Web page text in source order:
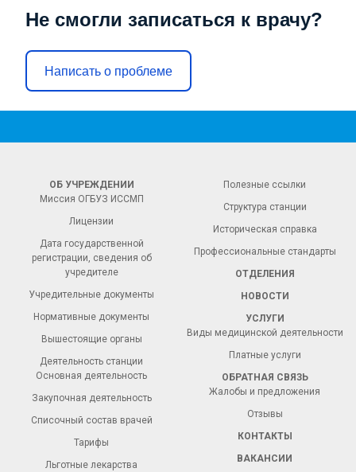
Не смогли записаться к врачу?
Написать о проблеме
ОБ УЧРЕЖДЕНИИ
Миссия ОГБУЗ ИССМП
Лицензии
Дата государственной
регистрации, сведения об
учредителе
Учредительные документы
Нормативные документы
Вышестоящие органы
Деятельность станции
Основная деятельность
Закупочная деятельность
Списочный состав врачей
Тарифы
Льготные лекарства
Полезные ссылки
Структура станции
Историческая справка
Профессиональные стандарты
ОТДЕЛЕНИЯ
НОВОСТИ
УСЛУГИ
Виды медицинской деятельности
Платные услуги
ОБРАТНАЯ СВЯЗЬ
Жалобы и предложения
Отзывы
КОНТАКТЫ
ВАКАНСИИ